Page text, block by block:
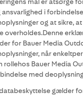
i
og at sikre,
overholdes.Denne
for Bauer Media
når
rollehos Bauer Media
med
gælder